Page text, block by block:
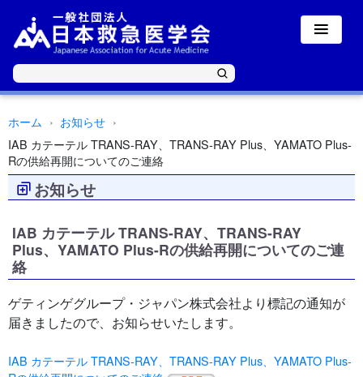
ホーム
お知らせ
IAB カテーテル TRANS-RAY、TRANS-RAY Plus、YAMATO Plus-
Rの供給再開についてのご連絡
お知らせ
IAB カテーテル TRANS-RAY、TRANS-RAY
Plus、YAMATO Plus-Rの供給再開についてのご連
絡
ゲティンゲグループ・ジャパン株式会社より標記の通知が
届きましたので、お知らせいたします。
IAB カテーテル TRANS-RAY、TRANS-RAY Plus、YAMATO Plus-